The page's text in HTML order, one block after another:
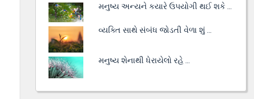
મનુષ્ય અન્યને કયારે ઉપયોગી થઈ શકે ...
વ્યક્તિ સાથે સંબંધ જોડતી વેળા શું ...
મનુષ્ય શેનાથી ધેરાયેલો રહે ...